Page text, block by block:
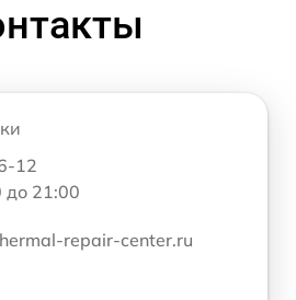
12
до 21:00
repair-center.ru